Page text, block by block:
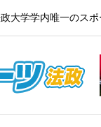
大学学内唯一のスポ